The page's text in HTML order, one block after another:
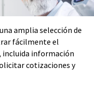
amplia selección de
fácilmente el
incluida información
cotizaciones y